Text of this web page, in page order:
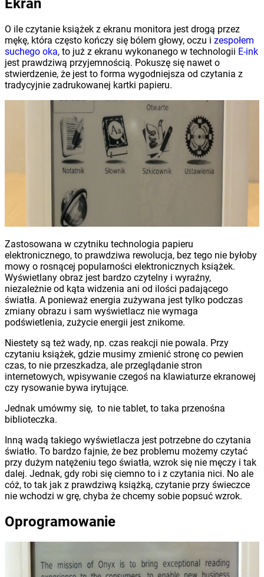
Ekran
O ile czytanie książek z ekranu monitora jest drogą przez
mękę, która często kończy się bólem głowy, oczu i zespołem
suchego oka, to już z ekranu wykonanego w technologii E-ink
jest prawdziwą przyjemnością. Pokuszę się nawet o
stwierdzenie, że jest to forma wygodniejsza od czytania z
tradycyjnie zadrukowanej kartki papieru.
Zastosowana w czytniku technologia papieru
elektronicznego, to prawdziwa rewolucja, bez tego nie byłoby
mowy o rosnącej popularności elektronicznych książek.
Wyświetlany obraz jest bardzo czytelny i wyraźny,
niezależnie od kąta widzenia ani od ilości padającego
światła. A ponieważ energia zużywana jest tylko podczas
zmiany obrazu i sam wyświetlacz nie wymaga
podświetlenia, zużycie energii jest znikome.
Niestety są też wady, np. czas reakcji nie powala. Przy
czytaniu książek, gdzie musimy zmienić stronę co pewien
czas, to nie przeszkadza, ale przeglądanie stron
internetowych, wpisywanie czegoś na klawiaturze ekranowej
czy rysowanie bywa irytujące.
Jednak umówmy się, to nie tablet, to taka przenośna
biblioteczka.
Inną wadą takiego wyświetlacza jest potrzebne do czytania
światło. To bardzo fajnie, że bez problemu możemy czytać
przy dużym natężeniu tego światła, wzrok się nie męczy i tak
dalej. Jednak, gdy robi się ciemno to i z czytania nici. No ale
cóż, to tak jak z prawdziwą książką, czytanie przy świeczce
nie wchodzi w grę, chyba że chcemy sobie popsuć wzrok.
Oprogramowanie